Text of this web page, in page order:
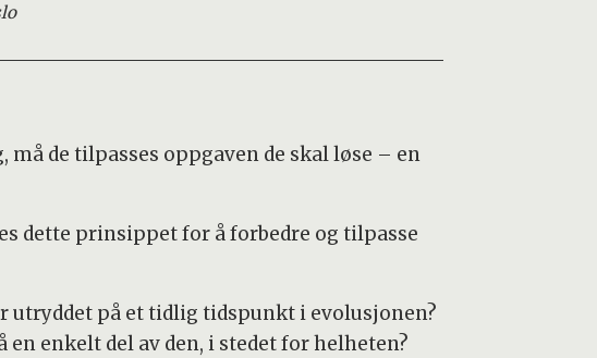
de tilpasses oppgaven de skal løse – en
dette prinsippet for å forbedre og tilpasse
utryddet på et tidlig tidspunkt i evolusjonen?
en enkelt del av den, i stedet for helheten?